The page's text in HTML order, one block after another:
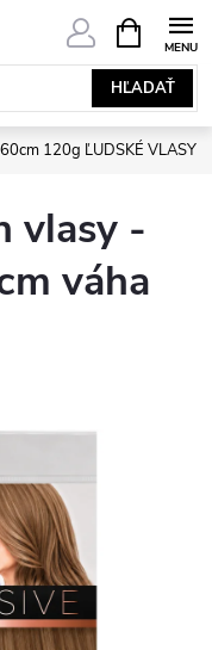
HĽADAŤ
KOŠÍK
120g ĽUDSKÉ VLASY
vlasy -
váha